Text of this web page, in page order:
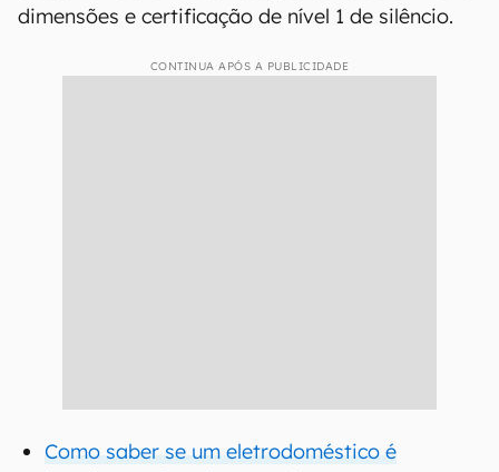
dimensões e certificação de nível 1 de silêncio.
CONTINUA APÓS A PUBLICIDADE
Como saber se um eletrodoméstico é